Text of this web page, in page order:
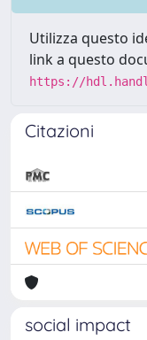
Utilizza questo
link a questo
https://
Citazioni
social impact